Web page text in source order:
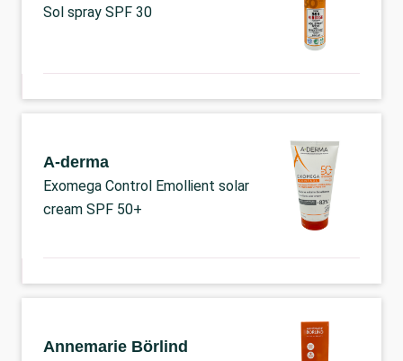
Sol spray SPF 30
A-derma
Exomega Control Emollient solar
cream SPF 50+
Annemarie Börlind